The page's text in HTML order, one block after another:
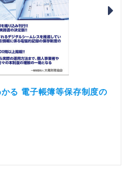
る 電子帳簿等保存制度の